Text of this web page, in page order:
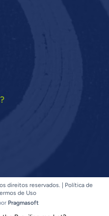
direitos reservados. |
Política de
de Uso
Pragmasoft